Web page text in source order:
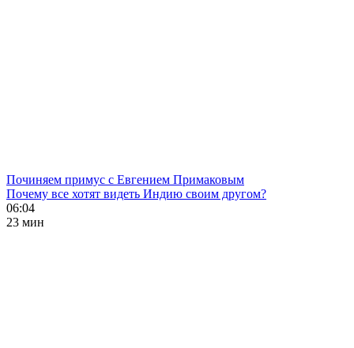
Починяем примус с Евгением Примаковым
Почему все хотят видеть Индию своим другом?
06:04
23 мин